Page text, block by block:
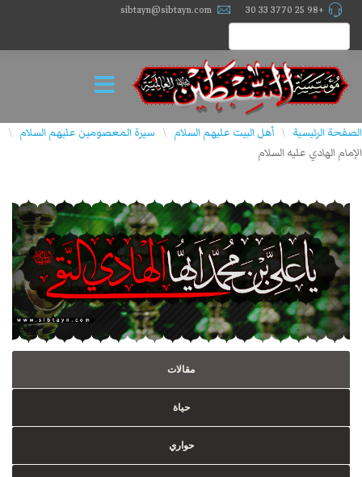
+98 25 3770 33 30
sibtayn@sibtayn.com
الصفحة الرئيسية \ أهل البيت عليهم السلام \ سيرة المعصومين عليهم السلام \
الإمام الهادي عليه السلام
مقالات
حياة
حواري